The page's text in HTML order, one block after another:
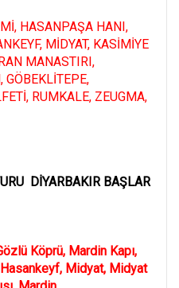
HASANPAŞA HANI,
MİDYAT, KASİMİYE
MANASTIRI,
GÖBEKLİTEPE,
RUMKALE, ZEUGMA,
DİYARBAKIR BAŞLAR
Köprü, Mardin Kapı,
Midyat, Midyat